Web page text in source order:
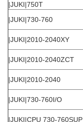
|JUKI|750T
|JUKI|730-760
|JUKI|2010-2040XY
|JUKI|2010-2040ZCT
|JUKI|2010-2040
|JUKI|730-760I/O
|JUKI|CPU 730-760SUP